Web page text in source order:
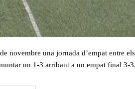
novembre una jornada d’empat entre
un 1-3 arribant a un empat final 3-